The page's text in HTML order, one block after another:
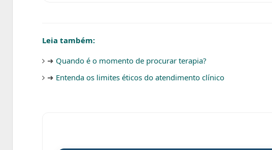
Leia também:
➜ Quando é o momento de procurar terapia?
➜ Entenda os limites éticos do atendimento clínico